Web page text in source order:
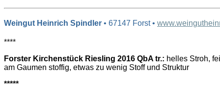
Weingut Heinrich Spindler • 67147 Forst •
****
Forster Kirchenstück Riesling 2016 QbA tr.: helles Stroh,
am Gaumen stoffig, etwas zu wenig Stoff und Struktur
*****